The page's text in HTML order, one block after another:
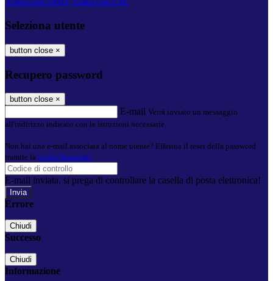
Seleziona utente
button close ×
Recupero password
button close ×
E-mail Verrà inviato un messaggio
all'indirizzo indicato con le istruzioni necessarie.
Non hai una e-mail associata al nome utente? Effettua il reset della password
tramite la Login Spaggiari
E-mail inviata, si prega di controllare la casella di posta elettronica!
Errore
Chiudi
Successo
Chiudi
Informazione